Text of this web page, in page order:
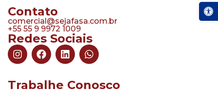
Abrir
Contato
comercial@sejafasa.com.br
+55 55 9 9972 1009
Redes Sociais
Trabalhe Conosco